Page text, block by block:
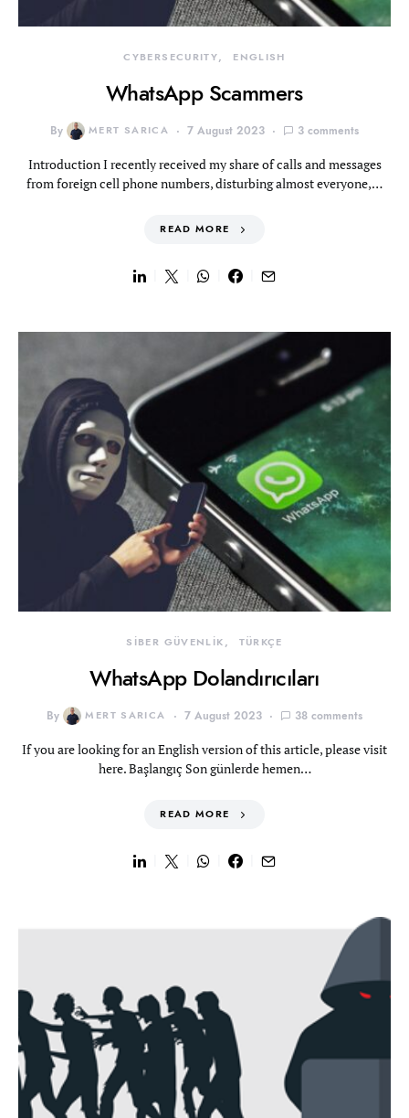
CYBERSECURITY ENGLISH
WhatsApp Scammers
By MERT SARICA 7 August 2023 3 comments
Introduction I recently received my share of calls and messages
from foreign cell phone numbers, disturbing almost everyone,…
READ MORE
SİBER GÜVENLİK TÜRKÇE
WhatsApp Dolandırıcıları
By MERT SARICA 7 August 2023 38 comments
If you are looking for an English version of this article, please visit
here. Başlangıç Son günlerde hemen…
READ MORE